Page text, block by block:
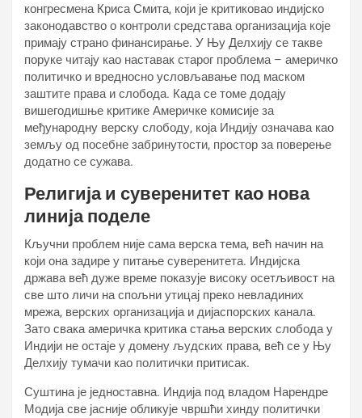
конгресмена Криса Смита, који је критиковао индијско
законодавство о контроли средстава организација које
примају страно финансирање. У Њу Делхију се такве
поруке читају као наставак старог проблема – америчко
политичко и вредносно условљавање под маском
заштите права и слобода. Када се томе додају
вишегодишње критике Америчке комисије за
међународну верску слободу, која Индију означава као
земљу од посебне забринутости, простор за поверење
додатно се сужава.
Религија и суверенитет као нова
линија поделе
Кључни проблем није сама верска тема, већ начин на
који она задире у питање суверенитета. Индијска
држава већ дуже време показује високу осетљивост на
све што личи на спољни утицај преко невладиних
мрежа, верских организација и дијаспорских канала.
Зато свака америчка критика стања верских слобода у
Индији не остаје у домену људских права, већ се у Њу
Делхију тумачи као политички притисак.
Суштина је једноставна. Индија под владом Нарендре
Модија све јасније обликује чвршћи хинду политички